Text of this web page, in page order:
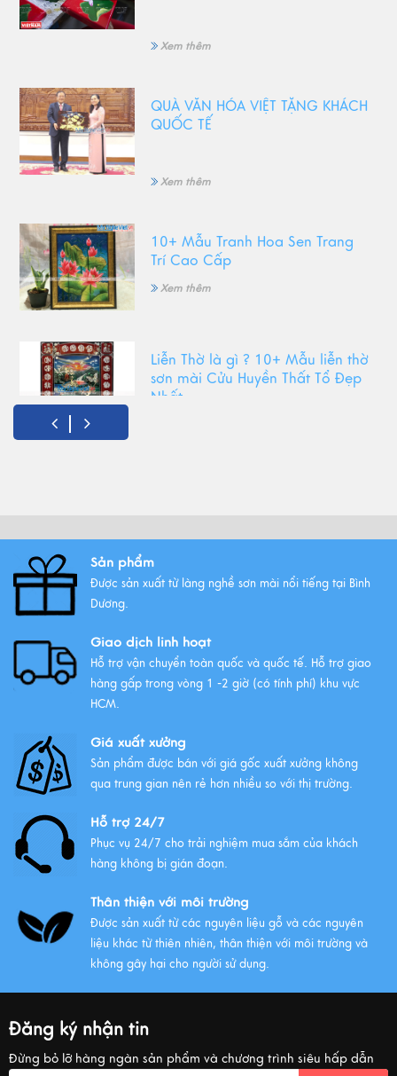
Xem thêm
QUÀ VĂN HÓA VIỆT TẶNG KHÁCH
QUỐC TẾ
Xem thêm
10+ Mẫu Tranh Hoa Sen Trang
Trí Cao Cấp
Xem thêm
Liễn Thờ là gì ? 10+ Mẫu liễn thờ
sơn mài Cửu Huyền Thất Tổ Đẹp
Nhất
Xem thêm
Sản phẩm
Được sản xuất từ làng nghề sơn mài nổi tiếng tại Bình
Dương.
Giao dịch linh hoạt
Hỗ trợ vận chuyển toàn quốc và quốc tế. Hỗ trợ giao
hàng gấp trong vòng 1 -2 giờ (có tính phí) khu vực
HCM.
Giá xuất xưởng
Sản phẩm được bán với giá gốc xuất xưởng không
qua trung gian nên rẻ hơn nhiều so với thị trường.
Hỗ trợ 24/7
Phục vụ 24/7 cho trải nghiệm mua sắm của khách
hàng không bị gián đoạn.
Thân thiện với môi trường
Được sản xuất từ các nguyên liệu gỗ và các nguyên
liệu khác từ thiên nhiên, thân thiện với môi trường và
không gây hại cho người sử dụng.
Đăng ký nhận tin
Đừng bỏ lỡ hàng ngàn sản phẩm và chương trình siêu hấp dẫn